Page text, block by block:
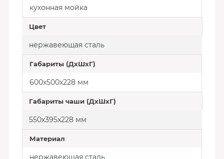
кухонная мойка
Цвет
нержавеющая сталь
Габариты (ДхШхГ)
600х500х228 мм
Габариты чаши (ДхШхГ)
550х395х228 мм
Материал
нержавеющая сталь